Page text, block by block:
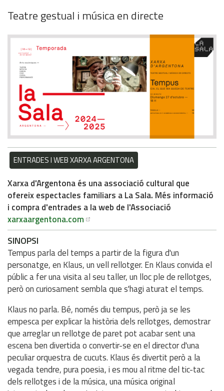
Teatre gestual i música en directe
ENTRADES I WEB XARXA ARGENTONA
Xarxa d'Argentona és una associació cultural que
ofereix espectacles familiars a La Sala. Més informació
i compra d'entrades a la web de l'Associació
xarxaargentona.com
SINOPSI
Tempus parla del temps a partir de la figura d'un
personatge, en Klaus, un vell rellotger. En Klaus convida el
públic a fer una visita al seu taller, un lloc ple de rellotges,
però on curiosament sembla que s'hagi aturat el temps.
Klaus no parla. Bé, només diu tempus, però ja se les
empesca per explicar la història dels rellotges, demostrar
que arreglar un rellotge de paret pot acabar sent una
escena ben divertida o convertir-se en el director d'una
peculiar orquestra de cucuts. Klaus és divertit però a la
vegada tendre, pura poesia, i es mou al ritme del tic-tac
dels rellotges i de la música, una música original